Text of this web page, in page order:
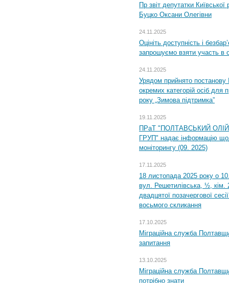
Пр звіт депутатки
Буцко Оксани Олегівни
24.11.2025
Оцініть доступність і
запрошуємо взяти участь в
24.11.2025
Урядом прийнято постанову
окремих категорій осіб для
року „Зимова підтримка”
19.11.2025
ПРаТ "ПОЛТАВСЬКИЙ
ГРУП" надає інформацію
моніторингу (09. 2025)
17.11.2025
18 листопада 2025 року о
вул. Решетилівська, ½, кім.
двадцятої позачергової
восьмого скликання
17.10.2025
Міграційна служба
запитання
13.10.2025
Міграційна служба
потрібно знати